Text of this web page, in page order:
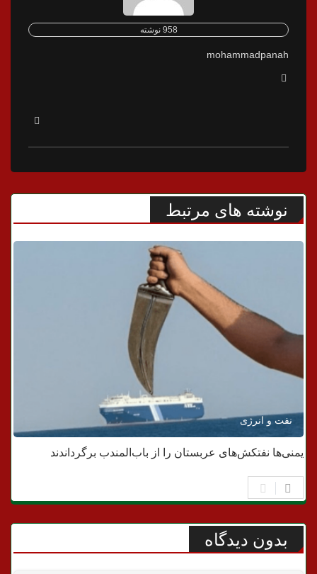
958 نوشته
mohammadpanah
نوشته های مرتبط
نفت و انرژی
‌یمنی‌ها نفتکش‌های عربستان را از باب‌المندب برگرداندند
بدون دیدگاه